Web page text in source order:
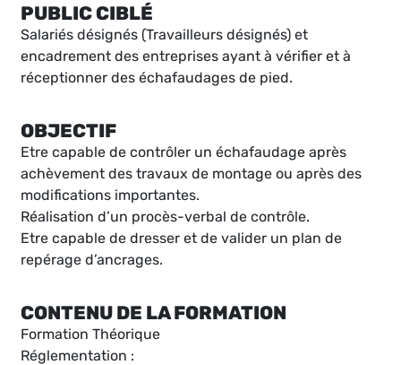
PUBLIC CIBLÉ
Salariés désignés (Travailleurs désignés) et
encadrement des entreprises ayant à vérifier et à
réceptionner des échafaudages de pied.
OBJECTIF
Etre capable de contrôler un échafaudage après
achèvement des travaux de montage ou après des
modifications importantes.
Réalisation d’un procès-verbal de contrôle.
Etre capable de dresser et de valider un plan de
repérage d’ancrages.
CONTENU DE LA FORMATION
Formation Théorique
Réglementation :